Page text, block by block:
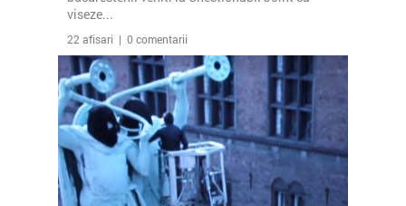
viseze...
22 afisari | 0 comentarii